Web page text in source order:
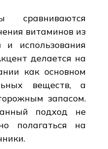
витаминов из
и использования
делается на
как основном
веществ, а
запасом.
подход не
полагаться на